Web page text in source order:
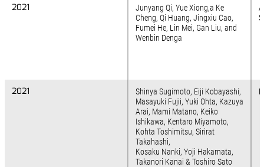
2021
2021
2021
Junyang Qi, Yue Xiong,a Ke
Cheng, Qi Huang, Jingxiu Cao,
Fumei He, Lin Mei, Gan Liu, and
Wenbin Denga
2021
Shinya Sugimoto, Eiji Kobayashi,
Masayuki Fujii, Yuki Ohta, Kazuya
Arai, Mami Matano, Keiko
Ishikawa, Kentaro Miyamoto,
Kohta Toshimitsu, Sirirat
Takahashi,
Kosaku Nanki, Yoji Hakamata,
Takanori Kanai & Toshiro Sato